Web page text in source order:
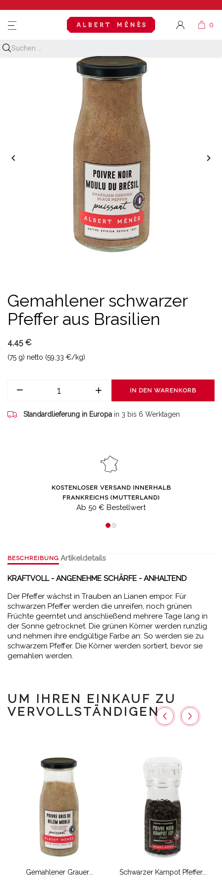
MENU
 
Gemahlener schwarzer
Pfeffer aus Brasilien
4,45 €
(75 g) netto (59,33 €/kg)
IN DEN WARENKORB
Standardlieferung in Europa in 3 bis 6 Werktagen
KOSTENLOSER VERSAND INNERHALB
FRANKREICHS (MUTTERLAND)
Ab 50 € Bestellwert
BESCHREIBUNG Artikeldetails
KRAFTVOLL - ANGENEHME SCHÄRFE - ANHALTEND
Der Pfeffer wächst in Trauben an Lianen empor. Für
schwarzen Pfeffer werden die unreifen, noch grünen
Früchte geerntet und anschließend mehrere Tage lang in
der Sonne getrocknet. Die grünen Körner werden runzlig
und nehmen ihre endgültige Farbe an: So werden sie zu
schwarzem Pfeffer. Die Körner werden sortiert, bevor sie
gemahlen werden.
UM IHREN EINKAUF ZU
VERVOLLSTÄNDIGEN
Gemahlener Grauer... Schwarzer Kampot Pfeffer...